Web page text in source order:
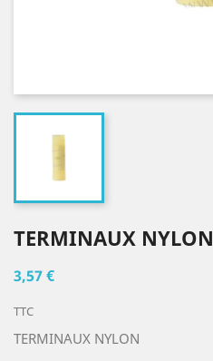
TERMINAUX NYLON
3,57 €
TTC
TERMINAUX NYLON